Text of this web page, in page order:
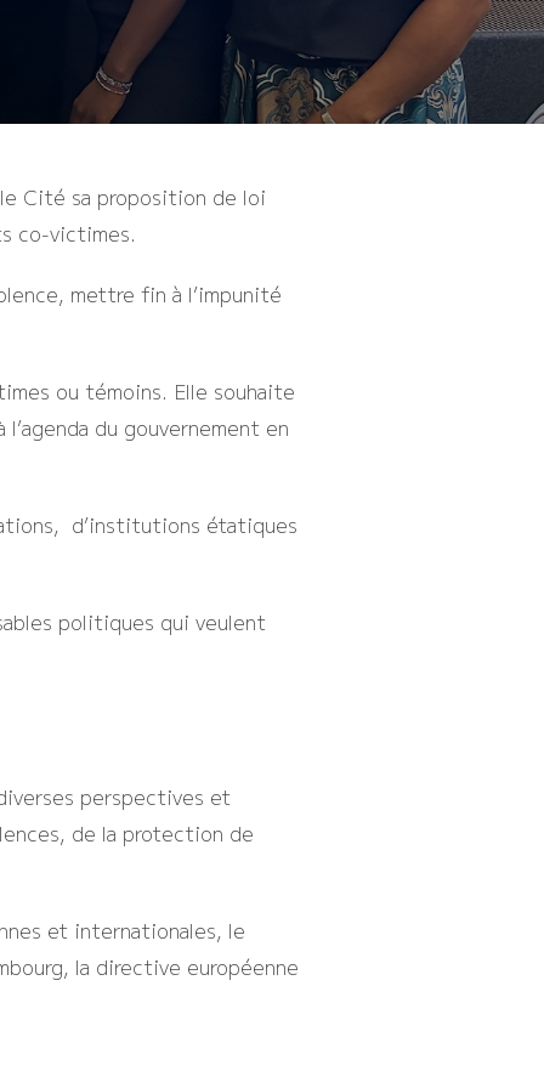
Cité sa proposition de loi
co-victimes.
mettre fin à l’impunité
ou témoins. Elle souhaite
du gouvernement en
d’institutions étatiques
politiques qui veulent
perspectives et
de la protection de
et internationales, le
la directive européenne